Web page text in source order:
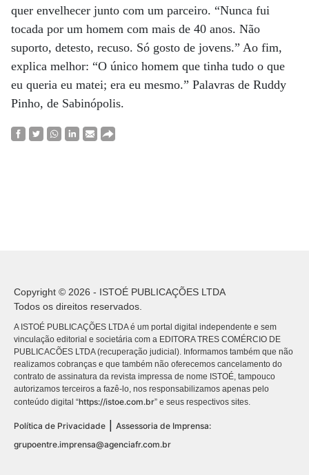
quer envelhecer junto com um parceiro. “Nunca fui
tocada por um homem com mais de 40 anos. Não
suporto, detesto, recuso. Só gosto de jovens.” Ao fim,
explica melhor: “O único homem que tinha tudo o que
eu queria eu matei; era eu mesmo.” Palavras de Ruddy
Pinho, de Sabinópolis.
Copyright © 2026 - ISTOÉ PUBLICAÇÕES LTDA
Todos os direitos reservados.
A ISTOÉ PUBLICAÇÕES LTDA é um portal digital independente e sem
vinculação editorial e societária com a EDITORA TRES COMÉRCIO DE
PUBLICACÕES LTDA (recuperação judicial). Informamos também que não
realizamos cobranças e que também não oferecemos cancelamento do
contrato de assinatura da revista impressa de nome ISTOÉ, tampouco
autorizamos terceiros a fazê-lo, nos responsabilizamos apenas pelo
conteúdo digital “https://istoe.com.br” e seus respectivos sites.
Política de Privacidade
Assessoria de Imprensa:
grupoentre.imprensa@agenciafr.com.br